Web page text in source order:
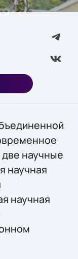
научные
научная
научная